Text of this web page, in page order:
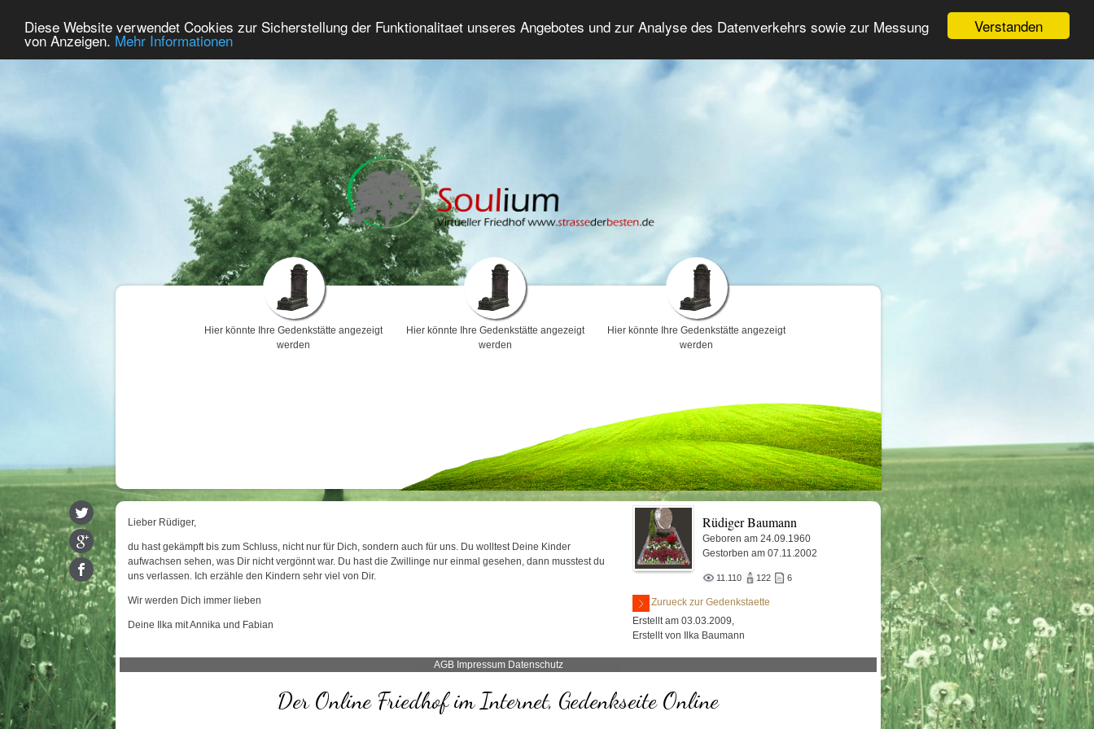
Verstanden
Diese Website verwendet Cookies zur Sicherstellung der Funktionalitaet unseres Angebotes und zur Analyse des Datenverkehrs sowie zur Messung
von Anzeigen. Mehr Informationen
Home Premium Gedenken Trauerforum Erweiterte Suche Anmelden
Hier könnte Ihre Gedenkstätte angezeigt
werden
Hier könnte Ihre Gedenkstätte angezeigt
werden
Hier könnte Ihre Gedenkstätte angezeigt
werden
Lieber Rüdiger,
du hast gekämpft bis zum Schluss, nicht nur für Dich, sondern auch für uns. Du wolltest Deine Kinder
aufwachsen sehen, was Dir nicht vergönnt war. Du hast die Zwillinge nur einmal gesehen, dann musstest du
uns verlassen. Ich erzähle den Kindern sehr viel von Dir.
Wir werden Dich immer lieben
Deine Ilka mit Annika und Fabian
Rüdiger Baumann
Geboren am 24.09.1960
Gestorben am 07.11.2002
11.110 122 6
Zurueck zur Gedenkstaette
Erstellt am 03.03.2009,
Erstellt von Ilka Baumann
AGB Impressum Datenschutz
Der Online Friedhof im Internet, Gedenkseite Online